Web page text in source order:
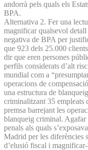
andorrà pels quals els
BPA.
Alternativa 2. Fer una
magnificar qualsevol
negativa de BPA per
que 923 dels 25.000
dir que eren persones
perfils considerats d’alt
mundial com a
operacions de
una estructura de
criminalitzant 35 empleats
premsa barrejant les
blanqueig criminal. Agafar
penals als quals
Madrid per les diferències
d’elusió fiscal i